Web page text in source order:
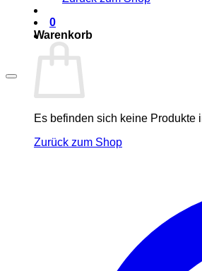
0
Warenkorb
Es befinden sich keine Produkte
Zurück zum Shop